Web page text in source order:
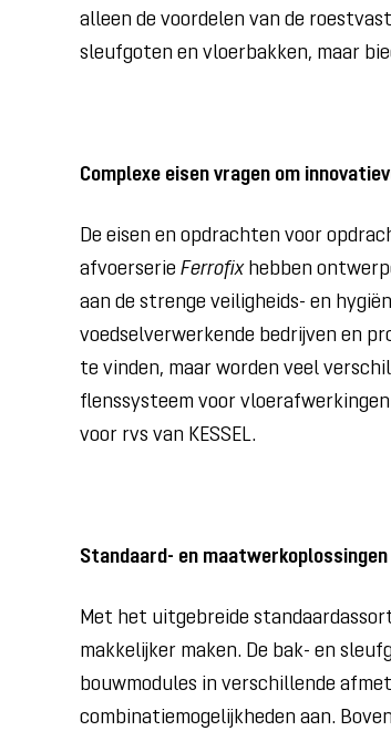
alleen de voordelen van de
sleufgoten en vloerbakken, maar
Complexe eisen vragen om
De eisen en opdrachten voor
afvoerserie Ferrofixhebben
aan de strenge veiligheids- en
voedselverwerkende bedrijven en
te vinden, maar worden veel
flenssysteem voor
voor rvs van KESSEL.
Standaard- en
Met het uitgebreide
makkelijker maken. De bak- en
bouwmodules in verschillende
combinatiemogelijkheden aan.